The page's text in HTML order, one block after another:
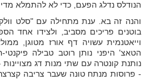
הנודלס נדלג הפעם, כדי לא להתמלא
והנה זה בא. ענת מתחילה עם "סלט
בוטנים פריכים מסביב, ולצידו אחד
וייאטנמית עשויה דף אורז מטוגן,
הטאצ' היפני נותן רוטב טבילה
נותנת קונטרה עם שתי מנות דג
- פרוסות מנתח טונה שעבר צריבה